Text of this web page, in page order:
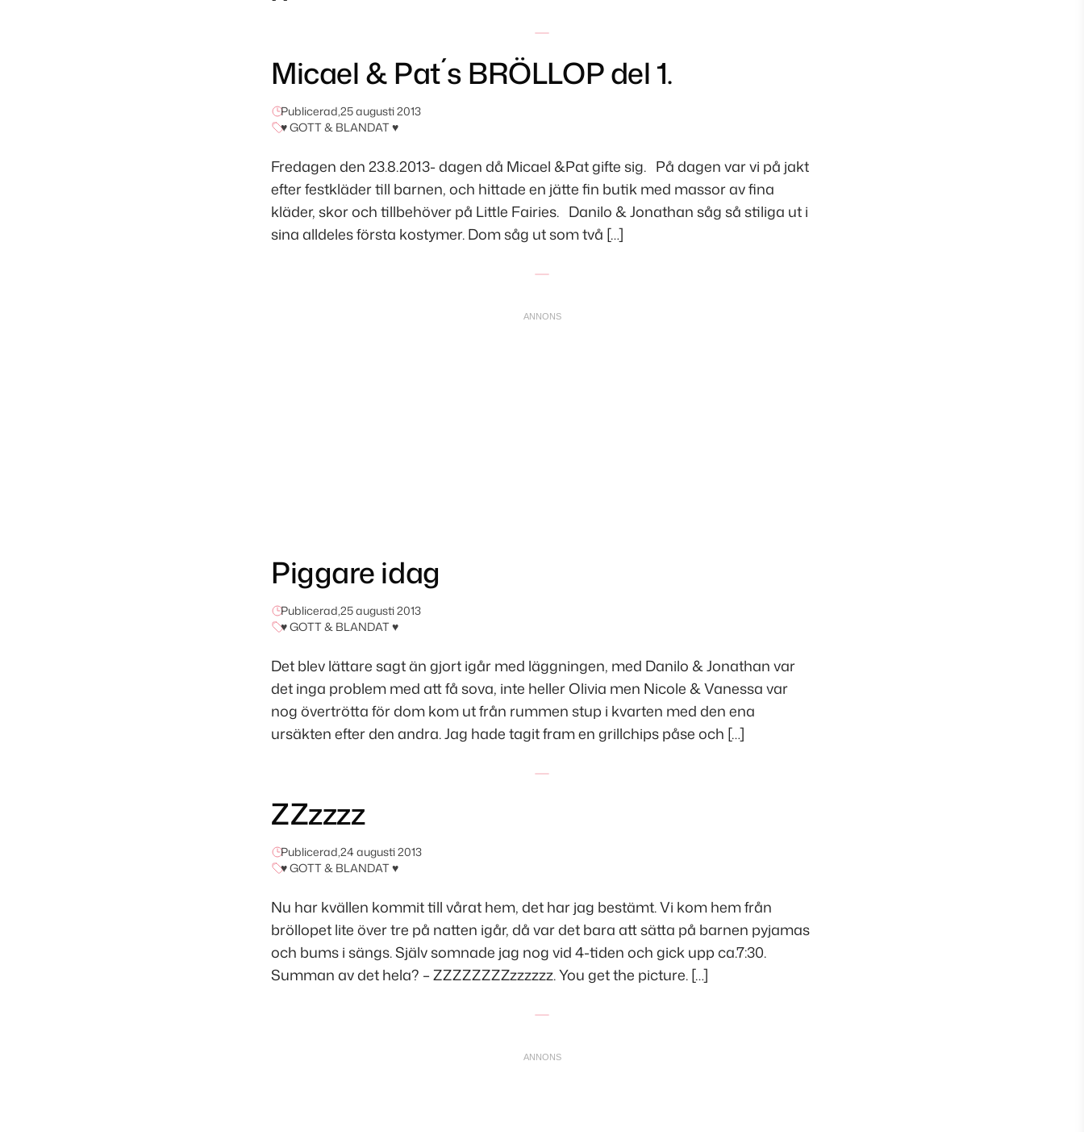
Micael & Pat´s BRÖLLOP del 1.
Publicerad,25 augusti 2013
♥ GOTT & BLANDAT ♥
Fredagen den 23.8.2013- dagen då Micael &Pat gifte sig. På dagen var vi på jakt
efter festkläder till barnen, och hittade en jätte fin butik med massor av fina
kläder, skor och tillbehöver på Little Fairies. Danilo & Jonathan såg så stiliga ut i
sina alldeles första kostymer. Dom såg ut som två […]
Piggare idag
Publicerad,25 augusti 2013
♥ GOTT & BLANDAT ♥
Det blev lättare sagt än gjort igår med läggningen, med Danilo & Jonathan var
det inga problem med att få sova, inte heller Olivia men Nicole & Vanessa var
nog övertrötta för dom kom ut från rummen stup i kvarten med den ena
ursäkten efter den andra. Jag hade tagit fram en grillchips påse och […]
ZZzzzz
Publicerad,24 augusti 2013
♥ GOTT & BLANDAT ♥
Nu har kvällen kommit till vårat hem, det har jag bestämt. Vi kom hem från
bröllopet lite över tre på natten igår, då var det bara att sätta på barnen pyjamas
och bums i sängs. Själv somnade jag nog vid 4-tiden och gick upp ca.7:30.
Summan av det hela? – ZZZZZZZZzzzzzz. You get the picture. […]